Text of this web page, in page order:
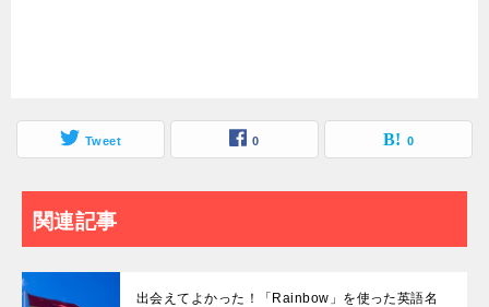
Tweet 0 0
関連記事
出会えてよかった！「Rainbow」を使った英語名